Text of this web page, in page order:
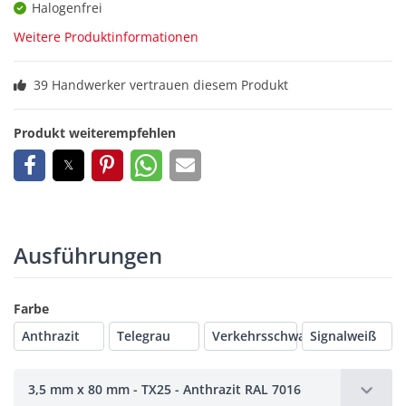
Halogenfrei
Weitere Produktinformationen
39 Handwerker vertrauen diesem Produkt
Produkt weiterempfehlen
Ausführungen
Farbe
Anthrazit
Telegrau VerkehrsschwarzSignalweiß
3,5 mm x 80 mm - TX25 - Anthrazit RAL 7016